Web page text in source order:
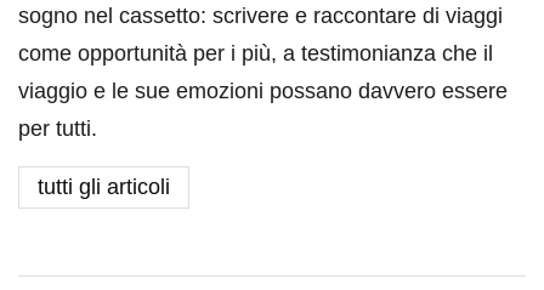
sogno nel cassetto: scrivere e raccontare di viaggi
come opportunità per i più, a testimonianza che il
viaggio e le sue emozioni possano davvero essere
per tutti.
tutti gli articoli